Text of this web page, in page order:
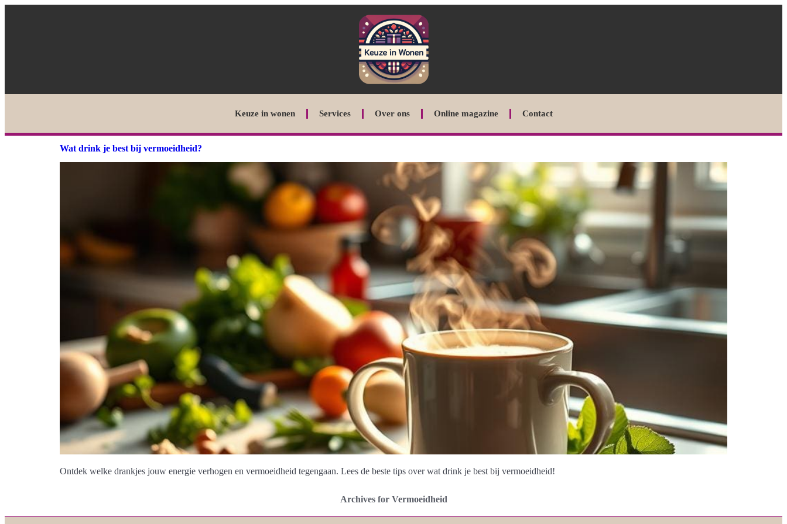
Keuze in wonen Services Over ons Online magazine Contact
Wat drink je best bij vermoeidheid?
Ontdek welke drankjes jouw energie verhogen en vermoeidheid tegengaan. Lees de beste tips over wat drink je best bij vermoeidheid!
Archives for Vermoeidheid